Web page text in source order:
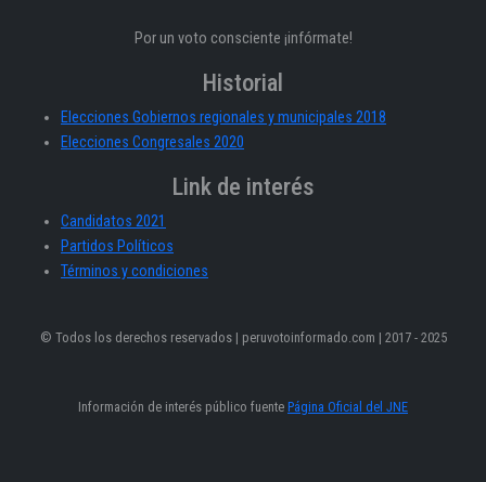
Por un voto consciente ¡infórmate!
Historial
Elecciones Gobiernos regionales y municipales 2018
Elecciones Congresales 2020
Link de interés
Candidatos 2021
Partidos Políticos
Términos y condiciones
© Todos los derechos reservados | peruvotoinformado.com | 2017 - 2025
Información de interés público fuente Página Oficial del JNE